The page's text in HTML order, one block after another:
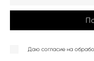
Даю согласие на